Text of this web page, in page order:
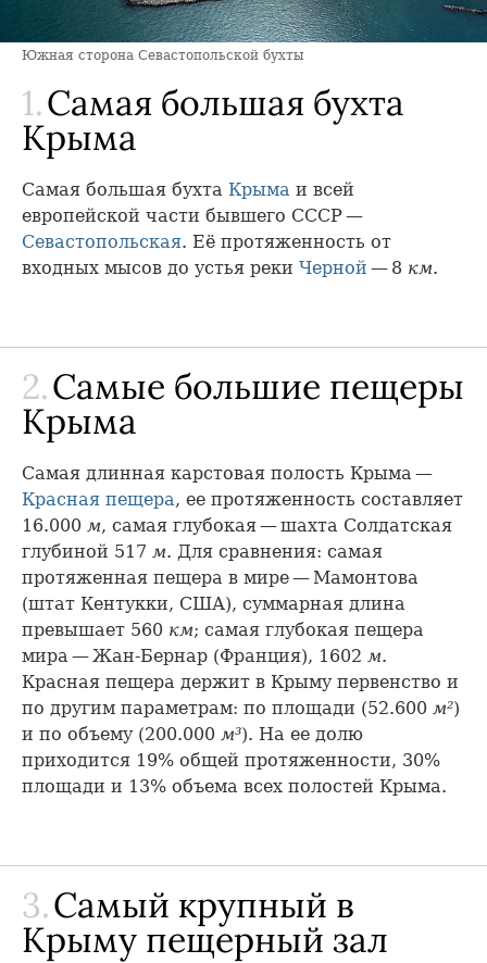
Южная сторона Севастопольской бухты
1.Самая большая бухта
Крыма
Самая большая бухта Крыма и всей
европейской части бывшего СССР —
Севастопольская. Её протяженность от
входных мысов до устья реки Черной — 8 км.
2.Самые большие пещеры
Крыма
Самая длинная карстовая полость Крыма —
Красная пещера, ее протяженность составляет
16.000 м, самая глубокая — шахта Солдатская
глубиной 517 м. Для сравнения: самая
протяженная пещера в мире — Мамонтова
(штат Кентукки, США), суммарная длина
превышает 560 км; самая глубокая пещера
мира — Жан-Бернар (Франция), 1602 м.
Красная пещера держит в Крыму первенство и
по другим параметрам: по площади (52.600 м²)
и по объему (200.000 м³). На ее долю
приходится 19% общей протяженности, 30%
площади и 13% объема всех полостей Крыма.
3.Самый крупный в
Крыму пещерный зал